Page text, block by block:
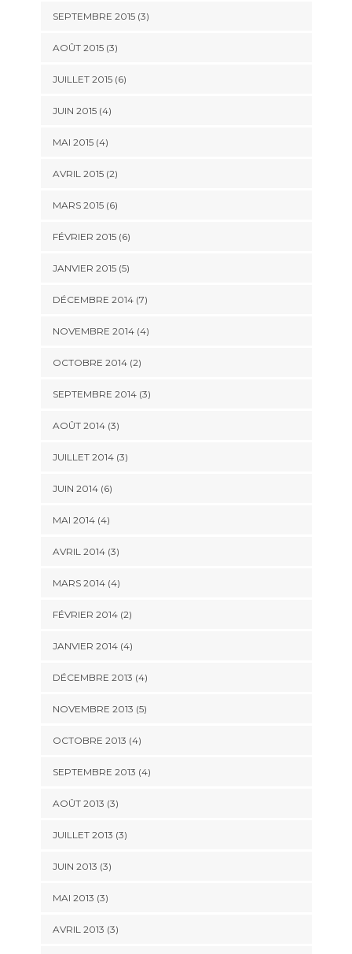
SEPTEMBRE 2015(3)
AOÛT 2015(3)
JUILLET 2015(6)
JUIN 2015(4)
MAI 2015(4)
AVRIL 2015(2)
MARS 2015(6)
FÉVRIER 2015(6)
JANVIER 2015(5)
DÉCEMBRE 2014(7)
NOVEMBRE 2014(4)
OCTOBRE 2014(2)
SEPTEMBRE 2014(3)
AOÛT 2014(3)
JUILLET 2014(3)
JUIN 2014(6)
MAI 2014(4)
AVRIL 2014(3)
MARS 2014(4)
FÉVRIER 2014(2)
JANVIER 2014(4)
DÉCEMBRE 2013 (4)
NOVEMBRE 2013 (5)
OCTOBRE 2013 (4)
SEPTEMBRE 2013 (4)
AOÛT 2013 (3)
JUILLET 2013 (3)
JUIN 2013 (3)
MAI 2013 (3)
AVRIL 2013 (3)